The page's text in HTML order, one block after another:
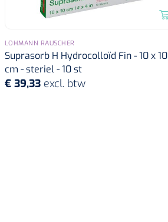
LOHMANN RAUSCHER
Suprasorb H Hydrocolloïd Fin - 10 x 10
cm - steriel - 10 st
€ 39,33 excl. btw